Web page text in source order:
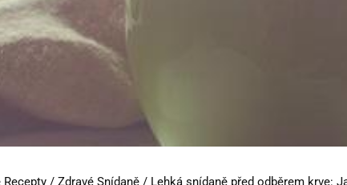
Recepty / Zdravé Snídaně / Lehká snídaně před odběrem krve: